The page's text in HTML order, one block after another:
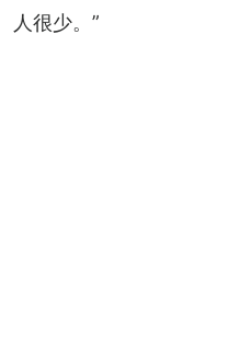
人很少。”